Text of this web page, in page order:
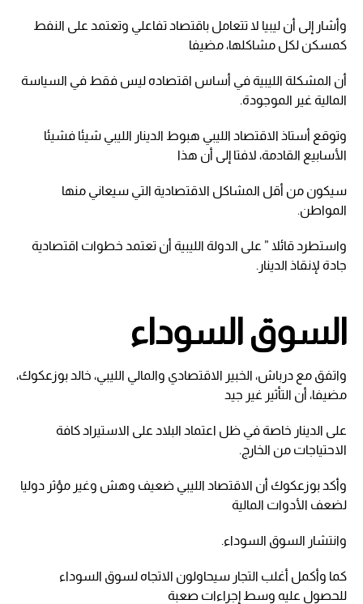
وأشار إلى أن ليبيا لا تتعامل باقتصاد تفاعلي وتعتمد على النفط
كمسكن لكل مشاكلها، مضيفا
أن المشكلة الليبية في أساس اقتصاده ليس فقط في السياسة
المالية غير الموجودة.
وتوقع أستاذ الاقتصاد الليبي هبوط الدينار الليبي شيئا فشيئا
الأسابيع القادمة، لافتا إلى أن هذا
سيكون من أقل المشاكل الاقتصادية التي سيعاني منها
المواطن.
واستطرد قائلا ” على الدولة الليبية أن تعتمد خطوات اقتصادية
جادة لإنقاذ الدينار.
السوق السوداء
واتفق مع درباش، الخبير الاقتصادي والمالي الليبي، خالد بوزعكوك،
مضيفا، أن التأثير غير جيد
على الدينار خاصة في ظل اعتماد البلاد على الاستيراد كافة
الاحتياجات من الخارج.
وأكد بوزعكوك أن الاقتصاد الليبي ضعيف وهش وغير مؤثر دوليا
لضعف الأدوات المالية
وانتشار السوق السوداء.
كما وأكمل أغلب التجار سيحاولون الاتجاه لسوق السوداء
للحصول عليه وسط إجراءات صعبة